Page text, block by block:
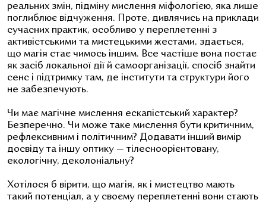
реальних змін, підміну мислення міфологією, яка лише
поглиблює відчуження. Проте, дивлячись на приклади
сучасних практик, особливо у переплетенні з
активістськими та мистецькими жестами, здається,
що магія стає чимось іншим. Все частіше вона постає
як засіб локальної дії й самоорганізації, спосіб знайти
сенс і підтримку там, де інститути та структури його
не забезпечують.
Чи має магічне мислення ескапістський характер?
Безперечно. Чи може таке мислення бути критичним,
рефлексивним і політичним? Додавати інший вимір
досвіду та іншу оптику — тілесноорієнтовану,
екологічну, деколоніальну?
Хотілося б вірити, що магія, як і мистецтво мають
такий потенціал, а у своєму переплетенні вони стають